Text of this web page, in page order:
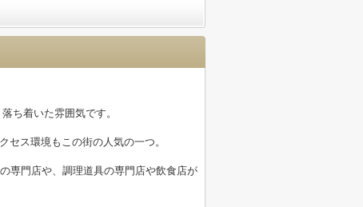
ち着いた雰囲気です。
ス環境もこの街の人気の一つ。
専門店や、調理道具の専門店や飲食店が